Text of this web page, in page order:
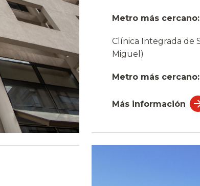
Metro más cercano:
Clínica Integrada de
Miguel)
Metro más cercano:
Más información